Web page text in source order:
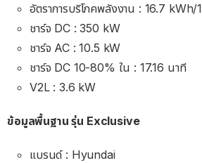
อัตราการบริโภคพลังงาน : 16.7 kWh/
ชาร์จ DC : 350 kW
ชาร์จ AC : 10.5 kW
ชาร์จ DC 10-80% ใน : 17.16 นาที
V2L : 3.6 kW
ข้อมูลพื้นฐาน รุ่น Exclusive
แบรนด์ : Hyundai